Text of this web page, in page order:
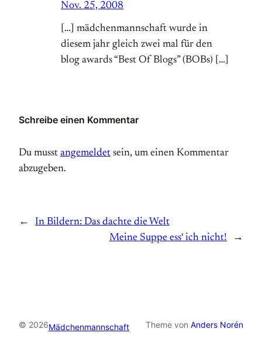
Nov. 25, 2008
[…] mädchenmannschaft wurde in
diesem jahr gleich zwei mal für den
blog awards “Best Of Blogs” (BOBs) […]
Schreibe einen Kommentar
Du musst angemeldet sein, um einen Kommentar
abzugeben.
←
In Bildern: Das dachte die Welt
Meine Suppe ess‘ ich nicht!
→
© 2026Mädchenmannschaft Theme von Anders Norén